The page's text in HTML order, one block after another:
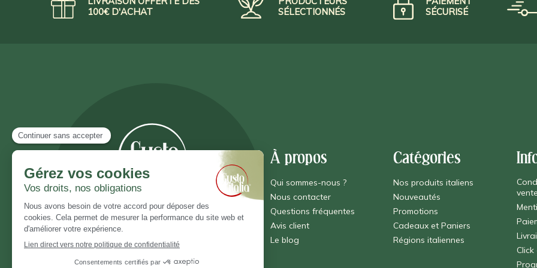
100€ D'ACHAT
SÉLECTIONNÉS
SÉCURISÉ
À propos
Qui sommes-nous ?
Nous contacter
Questions fréquentes
Avis client
Le blog
Catégories
Nos produits italiens
Nouveautés
Promotions
Cadeaux et Paniers
Régions italiennes